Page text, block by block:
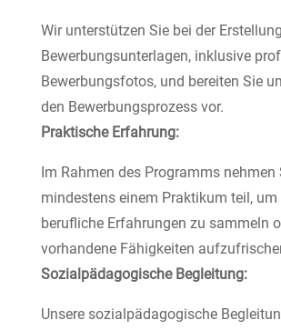
Wir unterstützen Sie bei der
Bewerbungsunterlagen, inklusive
Bewerbungsfotos, und bereiten Sie
den Bewerbungsprozess vor.
Praktische Erfahrung:
Im Rahmen des Programms nehmen
mindestens einem Praktikum teil, um
berufliche Erfahrungen zu sammeln
vorhandene Fähigkeiten
Sozialpädagogische Begleitung:
Unsere sozialpädagogische